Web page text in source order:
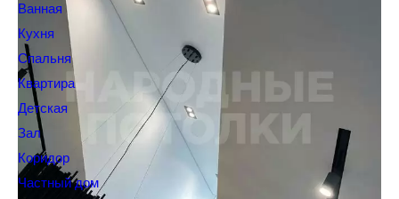
Ванная
Кухня
Спальня
Квартира
Детская
Зал
Коридор
Частный дом